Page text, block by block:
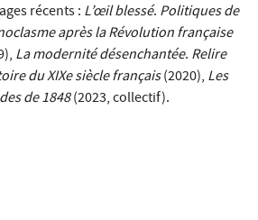
récents : L’œil blessé. Politiques de
après la Révolution française
La modernité désenchantée. Relire
du XIXe siècle français(2020), Les
de 1848(2023, collectif).